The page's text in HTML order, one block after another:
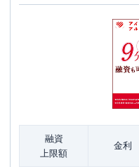
融資
上限額
金利